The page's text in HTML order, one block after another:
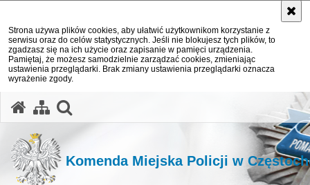
Strona używa plików cookies, aby ułatwić użytkownikom korzystanie z
serwisu oraz do celów statystycznych. Jeśli nie blokujesz tych plików, to
zgadzasz się na ich użycie oraz zapisanie w pamięci urządzenia.
Pamiętaj, że możesz samodzielnie zarządzać cookies, zmieniając
ustawienia przeglądarki. Brak zmiany ustawienia przeglądarki oznacza
wyrażenie zgody.
Komenda Miejska Policji w